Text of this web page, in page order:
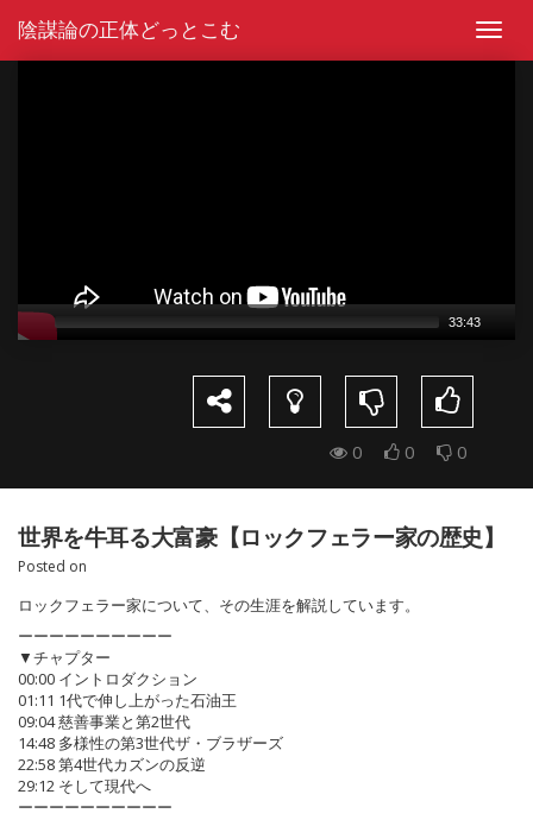
陰謀論の正体どっとこむ
33:43
0 0 0
世界を牛耳る大富豪【ロックフェラー家の歴史】
Posted on
ロックフェラー家について、その生涯を解説しています。
ーーーーーーーーーー
▼チャプター
00:00 イントロダクション
01:11 1代で伸し上がった石油王
09:04 慈善事業と第2世代
14:48 多様性の第3世代ザ・ブラザーズ
22:58 第4世代カズンの反逆
29:12 そして現代へ
ーーーーーーーーーー